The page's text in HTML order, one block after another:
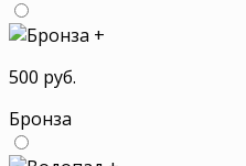
+
500 руб.
Бронза